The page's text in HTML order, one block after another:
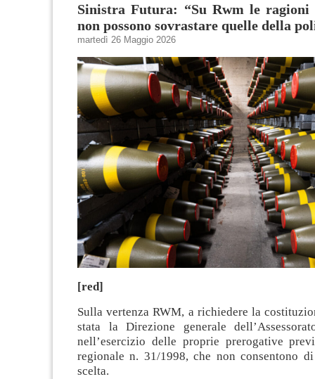
Sinistra Futura: “Su Rwm le ragioni
non possono sovrastare quelle della
martedì 26 Maggio 2026
[red]
Sulla vertenza RWM, a richiedere la
stata la Direzione generale
nell’esercizio delle proprie prerogative
regionale n. 31/1998, che non consentono
scelta.